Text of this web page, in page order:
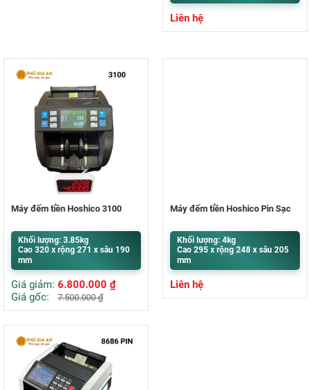
Liên hệ
Máy đếm tiền Hoshico 3100
Khối lượng: 3.85kg
Cao 320 x rộng 271 x sâu 190
mm
Giá giảm: 6.800.000 ₫
Giá gốc:
7.500.000₫
Máy đếm tiền Hoshico Pin Sạc
Khối lượng: 4kg
Cao 295 x rộng 248 x sâu 205
mm
Liên hệ